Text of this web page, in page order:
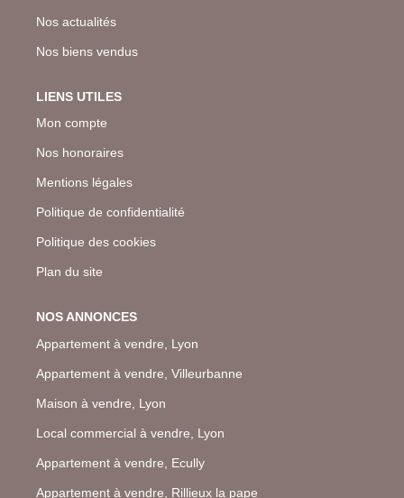
Nos actualités
Nos biens vendus
LIENS UTILES
Mon compte
Nos honoraires
Mentions légales
Politique de confidentialité
Politique des cookies
Plan du site
NOS ANNONCES
Appartement à vendre, Lyon
Appartement à vendre, Villeurbanne
Maison à vendre, Lyon
Local commercial à vendre, Lyon
Appartement à vendre, Ecully
Appartement à vendre, Rillieux la pape